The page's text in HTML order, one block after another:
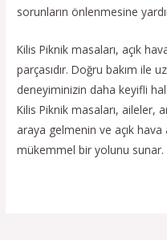
sorunların önlenmesine
Kilis Piknik masaları, açık
parçasıdır. Doğru bakım ile
deneyiminizin daha keyifli
Kilis Piknik masaları, aileler,
araya gelmenin ve açık hava
mükemmel bir yolunu sunar.